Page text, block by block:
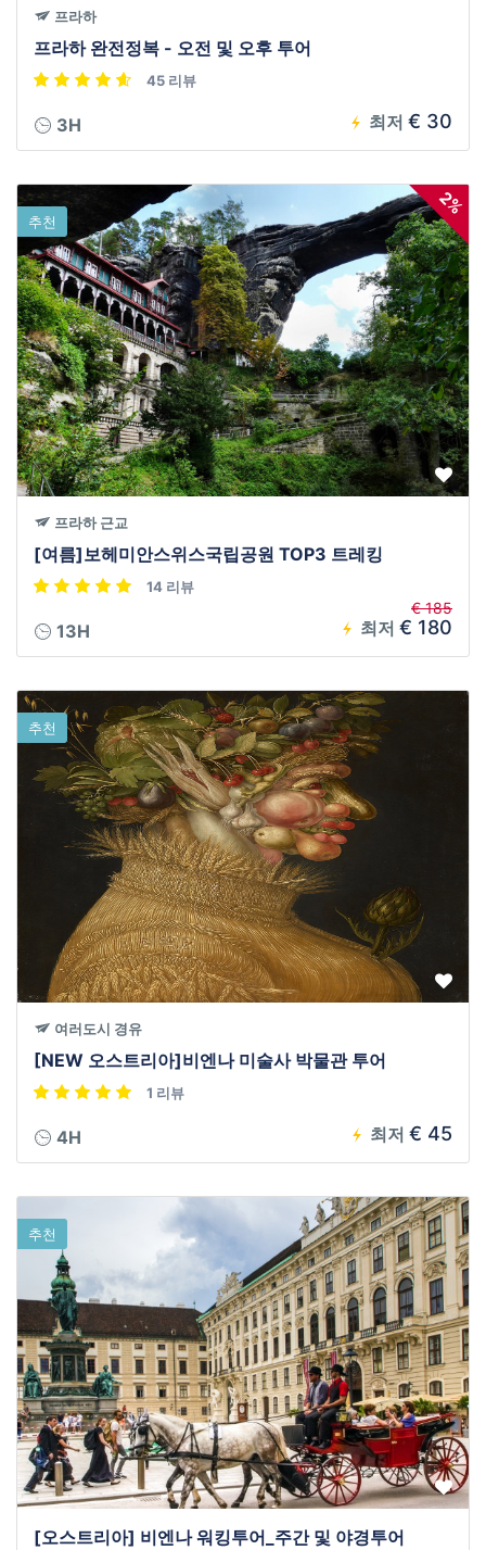
프라하
프라하 완전정복 - 오전 및 오후 투어
45 리뷰
3H 최저 € 30
추천
2%
프라하 근교
[여름]보헤미안스위스국립공원 TOP3 트레킹
14 리뷰
13H 최저
€ 185
€ 180
추천
여러도시 경유
[NEW 오스트리아]비엔나 미술사 박물관 투어
1 리뷰
4H 최저 € 45
추천
[오스트리아] 비엔나 워킹투어_주간 및 야경투어